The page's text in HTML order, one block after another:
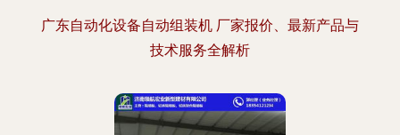
广东自动化设备自动组装机 厂家报价、最新产品与
技术服务全解析